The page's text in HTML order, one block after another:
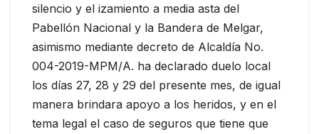
silencio y el izamiento a media asta del
Pabellón Nacional y la Bandera de Melgar,
asimismo mediante decreto de Alcaldía No.
004-2019-MPM/A. ha declarado duelo local
los días 27, 28 y 29 del presente mes, de igual
manera brindara apoyo a los heridos, y en el
tema legal el caso de seguros que tiene que